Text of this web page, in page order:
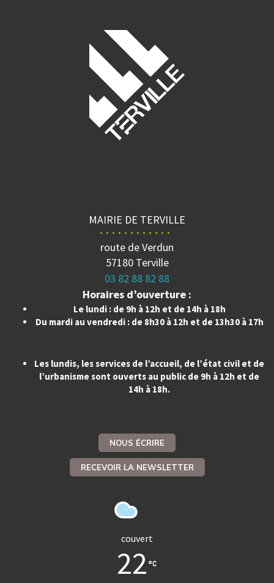
MAIRIE DE TERVILLE
route de Verdun
57180 Terville
03 82 88 82 88
Horaires d’ouverture :
Le lundi : de 9h à 12h et de 14h à 18h
Du mardi au vendredi : de 8h30 à 12h et de 13h30 à 17h
Les lundis, les services de l’accueil, de l’état civil et de
l’urbanisme sont ouverts au public de 9h à 12h et de
14h à 18h.
NOUS ÉCRIRE
RECEVOIR LA NEWSLETTER
22
couvert